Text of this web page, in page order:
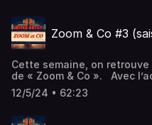
Zoom & Co #3
Cette semaine, on
de « Zoom & Co ». Avec
ce mois de décembre 2024 !!!
12/5/24 • 62:23